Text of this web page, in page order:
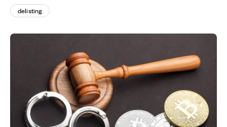
delisting